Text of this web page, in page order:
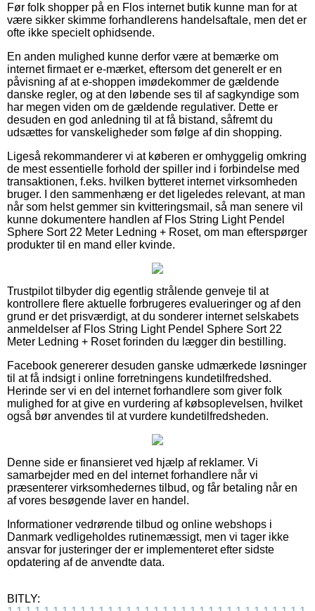
Før folk shopper på en Flos internet butik kunne man for at
være sikker skimme forhandlerens handelsaftale, men det er
ofte ikke specielt ophidsende.
En anden mulighed kunne derfor være at bemærke om
internet firmaet er e-mærket, eftersom det generelt er en
påvisning af at e-shoppen imødekommer de gældende
danske regler, og at den løbende ses til af sagkyndige som
har megen viden om de gældende regulativer. Dette er
desuden en god anledning til at få bistand, såfremt du
udsættes for vanskeligheder som følge af din shopping.
Ligeså rekommanderer vi at køberen er omhyggelig omkring
de mest essentielle forhold der spiller ind i forbindelse med
transaktionen, f.eks. hvilken bytteret internet virksomheden
bruger. I den sammenhæng er det ligeledes relevant, at man
når som helst gemmer sin kvitteringsmail, så man senere vil
kunne dokumentere handlen af Flos String Light Pendel
Sphere Sort 22 Meter Ledning + Roset, om man efterspørger
produkter til en mand eller kvinde.
Trustpilot tilbyder dig egentlig strålende genveje til at
kontrollere flere aktuelle forbrugeres evalueringer og af den
grund er det prisværdigt, at du sonderer internet selskabets
anmeldelser af Flos String Light Pendel Sphere Sort 22
Meter Ledning + Roset forinden du lægger din bestilling.
Facebook genererer desuden ganske udmærkede løsninger
til at få indsigt i online forretningens kundetilfredshed.
Herinde ser vi en del internet forhandlere som giver folk
mulighed for at give en vurdering af købsoplevelsen, hvilket
også bør anvendes til at vurdere kundetilfredsheden.
Denne side er finansieret ved hjælp af reklamer. Vi
samarbejder med en del internet forhandlere når vi
præsenterer virksomhedernes tilbud, og får betaling når en
af vores besøgende laver en handel.
Informationer vedrørende tilbud og online webshops i
Danmark vedligeholdes rutinemæssigt, men vi tager ikke
ansvar for justeringer der er implementeret efter sidste
opdatering af de anvendte data.
BITLY: